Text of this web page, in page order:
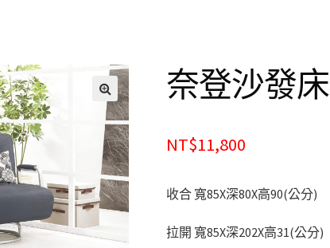
🔍
奈登沙發床
NT$11,800
收合 寬85X深80X高90(公分)
拉開 寬85X深202X高31(公分)